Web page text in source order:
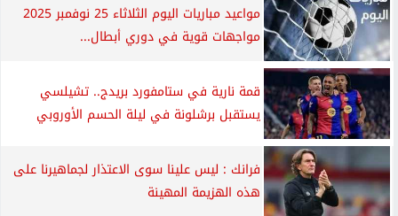
مواعيد مباريات اليوم الثلاثاء 25 نوفمبر 2025
مواجهات قوية في دوري أبطال...
قمة نارية في ستامفورد بريدج.. تشيلسي
يستقبل برشلونة في ليلة الحسم الأوروبي
فرانك : ليس علينا سوى الاعتذار لجماهيرنا على
هذه الهزيمة المهينة